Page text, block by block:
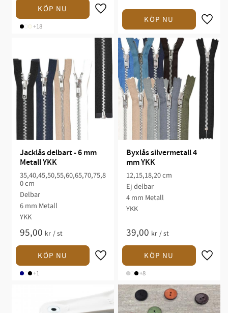
+18
Jacklås delbart - 6 mm
Metall YKK
35,40,45,50,55,60,65,70,75,8
0 cm
Delbar
6 mm Metall
YKK
95,00 kr /st
+1
Byxlås silvermetall 4
mm YKK
12,15,18,20 cm
Ej delbar
4 mm Metall
YKK
39,00 kr /st
+8